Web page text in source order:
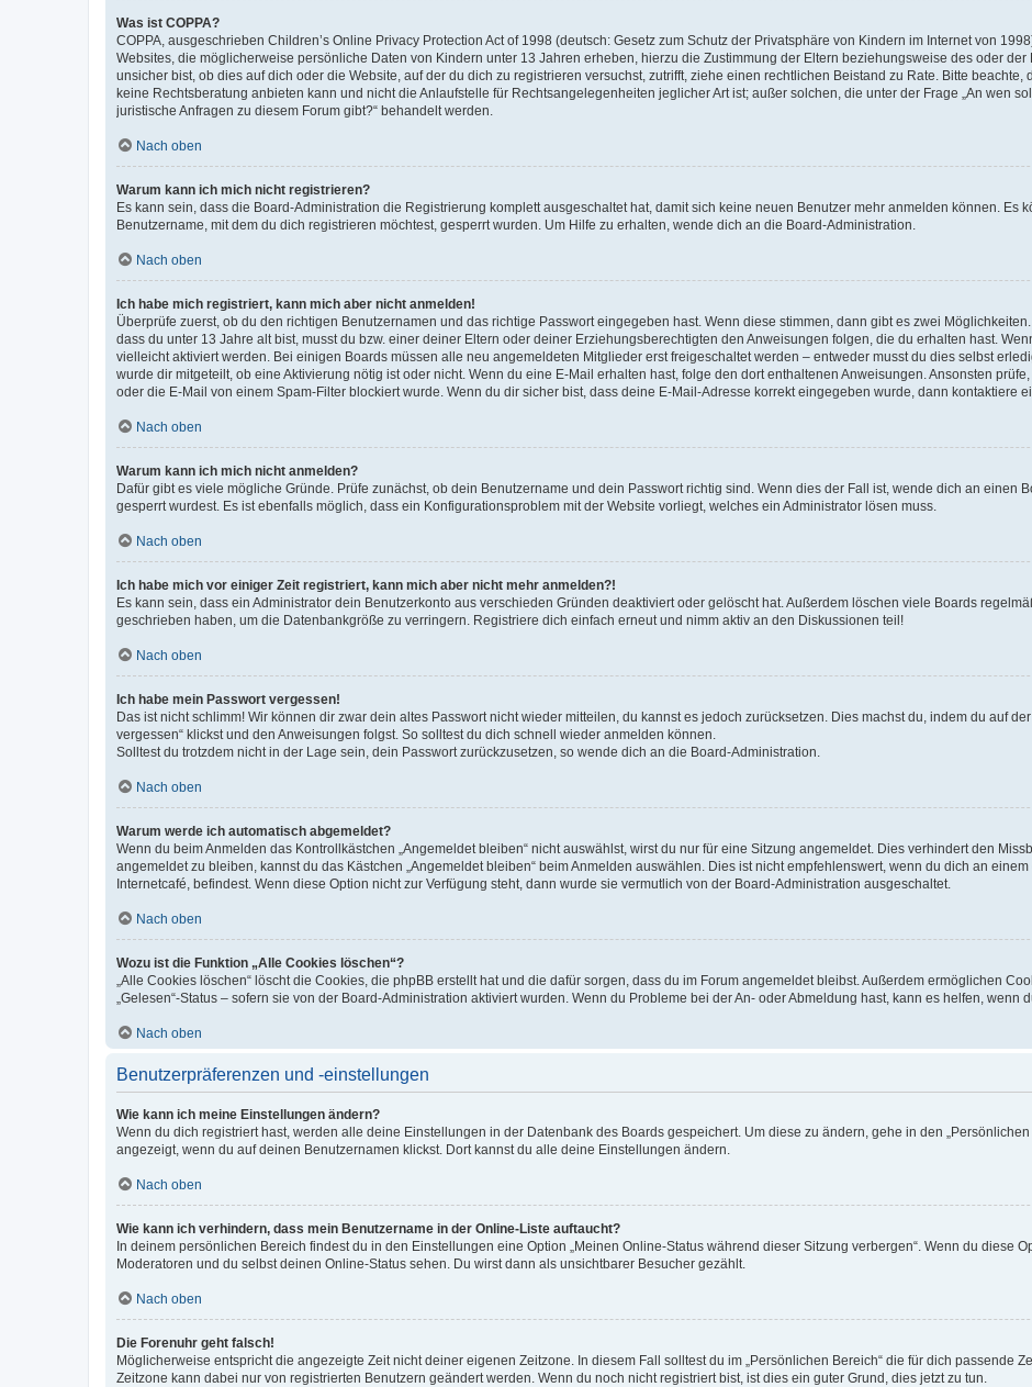
Was ist COPPA?
COPPA, ausgeschrieben Children’s Online Privacy Protection Act of 1998 (deutsch: Gesetz zum Schutz der Privatsphäre von Kindern im Internet von
Websites, die möglicherweise persönliche Daten von Kindern unter 13 Jahren erheben, hierzu die Zustimmung der Eltern beziehungsweise des oder
unsicher bist, ob dies auf dich oder die Website, auf der du dich zu registrieren versuchst, zutrifft, ziehe einen rechtlichen Beistand zu Rate. Bitte
keine Rechtsberatung anbieten kann und nicht die Anlaufstelle für Rechtsangelegenheiten jeglicher Art ist; außer solchen, die unter der Frage „An wen
juristische Anfragen zu diesem Forum gibt?“ behandelt werden.
Nach oben
Warum kann ich mich nicht registrieren?
Es kann sein, dass die Board-Administration die Registrierung komplett ausgeschaltet hat, damit sich keine neuen Benutzer mehr anmelden können. Es
Benutzername, mit dem du dich registrieren möchtest, gesperrt wurden. Um Hilfe zu erhalten, wende dich an die Board-Administration.
Nach oben
Ich habe mich registriert, kann mich aber nicht anmelden!
Überprüfe zuerst, ob du den richtigen Benutzernamen und das richtige Passwort eingegeben hast. Wenn diese stimmen, dann gibt es zwei
dass du unter 13 Jahre alt bist, musst du bzw. einer deiner Eltern oder deiner Erziehungsberechtigten den Anweisungen folgen, die du erhalten hast.
vielleicht aktiviert werden. Bei einigen Boards müssen alle neu angemeldeten Mitglieder erst freigeschaltet werden – entweder musst du dies selbst
wurde dir mitgeteilt, ob eine Aktivierung nötig ist oder nicht. Wenn du eine E-Mail erhalten hast, folge den dort enthaltenen Anweisungen. Ansonsten
oder die E-Mail von einem Spam-Filter blockiert wurde. Wenn du dir sicher bist, dass deine E-Mail-Adresse korrekt eingegeben wurde, dann kontaktiere
Nach oben
Warum kann ich mich nicht anmelden?
Dafür gibt es viele mögliche Gründe. Prüfe zunächst, ob dein Benutzername und dein Passwort richtig sind. Wenn dies der Fall ist, wende dich an einen
gesperrt wurdest. Es ist ebenfalls möglich, dass ein Konfigurationsproblem mit der Website vorliegt, welches ein Administrator lösen muss.
Nach oben
Ich habe mich vor einiger Zeit registriert, kann mich aber nicht mehr anmelden?!
Es kann sein, dass ein Administrator dein Benutzerkonto aus verschieden Gründen deaktiviert oder gelöscht hat. Außerdem löschen viele Boards
geschrieben haben, um die Datenbankgröße zu verringern. Registriere dich einfach erneut und nimm aktiv an den Diskussionen teil!
Nach oben
Ich habe mein Passwort vergessen!
Das ist nicht schlimm! Wir können dir zwar dein altes Passwort nicht wieder mitteilen, du kannst es jedoch zurücksetzen. Dies machst du, indem du auf
vergessen“ klickst und den Anweisungen folgst. So solltest du dich schnell wieder anmelden können.
Solltest du trotzdem nicht in der Lage sein, dein Passwort zurückzusetzen, so wende dich an die Board-Administration.
Nach oben
Warum werde ich automatisch abgemeldet?
Wenn du beim Anmelden das Kontrollkästchen „Angemeldet bleiben“ nicht auswählst, wirst du nur für eine Sitzung angemeldet. Dies verhindert den
angemeldet zu bleiben, kannst du das Kästchen „Angemeldet bleiben“ beim Anmelden auswählen. Dies ist nicht empfehlenswert, wenn du dich an
Internetcafé, befindest. Wenn diese Option nicht zur Verfügung steht, dann wurde sie vermutlich von der Board-Administration ausgeschaltet.
Nach oben
Wozu ist die Funktion „Alle Cookies löschen“?
„Alle Cookies löschen“ löscht die Cookies, die phpBB erstellt hat und die dafür sorgen, dass du im Forum angemeldet bleibst. Außerdem ermöglichen
„Gelesen“-Status – sofern sie von der Board-Administration aktiviert wurden. Wenn du Probleme bei der An- oder Abmeldung hast, kann es helfen, wenn
Nach oben
Benutzerpräferenzen und -einstellungen
Wie kann ich meine Einstellungen ändern?
Wenn du dich registriert hast, werden alle deine Einstellungen in der Datenbank des Boards gespeichert. Um diese zu ändern, gehe in den
angezeigt, wenn du auf deinen Benutzernamen klickst. Dort kannst du alle deine Einstellungen ändern.
Nach oben
Wie kann ich verhindern, dass mein Benutzername in der Online-Liste auftaucht?
In deinem persönlichen Bereich findest du in den Einstellungen eine Option „Meinen Online-Status während dieser Sitzung verbergen“. Wenn du diese
Moderatoren und du selbst deinen Online-Status sehen. Du wirst dann als unsichtbarer Besucher gezählt.
Nach oben
Die Forenuhr geht falsch!
Möglicherweise entspricht die angezeigte Zeit nicht deiner eigenen Zeitzone. In diesem Fall solltest du im „Persönlichen Bereich“ die für dich passende
Zeitzone kann dabei nur von registrierten Benutzern geändert werden. Wenn du noch nicht registriert bist, ist dies ein guter Grund, dies jetzt zu tun.